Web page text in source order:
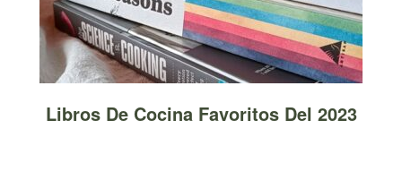
Libros De Cocina Favoritos Del 2023